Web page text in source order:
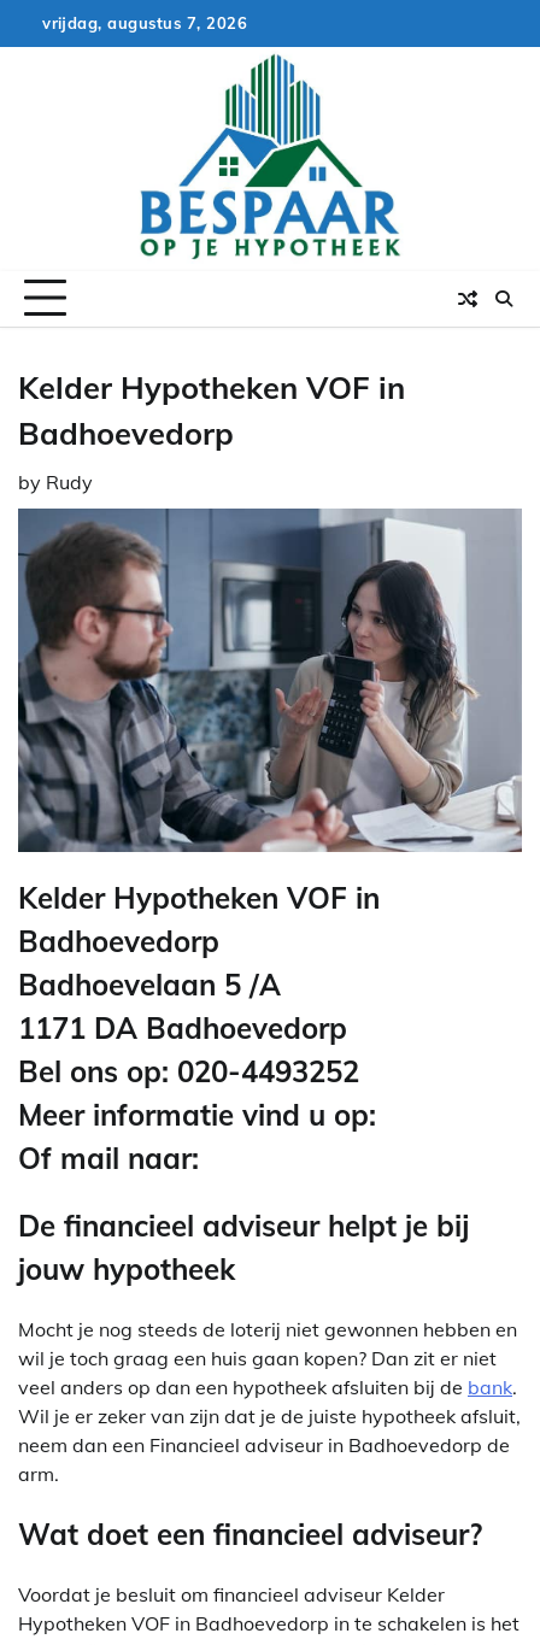
to
vrijdag, augustus 7, 2026
Kelder Hypotheken VOF in
Badhoevedorp
by Rudy
Kelder Hypotheken VOF in
Badhoevedorp
Badhoevelaan 5 /A
1171 DA Badhoevedorp
Bel ons op: 020-4493252
Meer informatie vind u op:
Of mail naar:
De financieel adviseur helpt je bij
jouw hypotheek
Mocht je nog steeds de loterij niet gewonnen hebben en
wil je toch graag een huis gaan kopen? Dan zit er niet
veel anders op dan een hypotheek afsluiten bij de bank.
Wil je er zeker van zijn dat je de juiste hypotheek afsluit,
neem dan een Financieel adviseur in Badhoevedorp de
arm.
Wat doet een financieel adviseur?
Voordat je besluit om financieel adviseur Kelder
Hypotheken VOF in Badhoevedorp in te schakelen is het